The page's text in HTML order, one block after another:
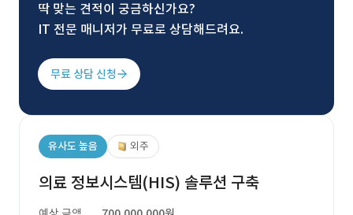
딱 맞는 견적이 궁금하신가요?
IT 전문 매니저가 무료로 상담해드려요.
무료 상담 신청
유사도 높음 외주
의료 정보시스템(HIS) 솔루션 구축